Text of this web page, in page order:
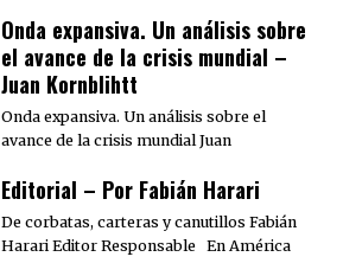
Onda expansiva. Un análisis sobre
el avance de la crisis mundial –
Juan Kornblihtt
Onda expansiva. Un análisis sobre el
avance de la crisis mundial Juan
Editorial – Por Fabián Harari
De corbatas, carteras y canutillos Fabián
Harari Editor Responsable En América